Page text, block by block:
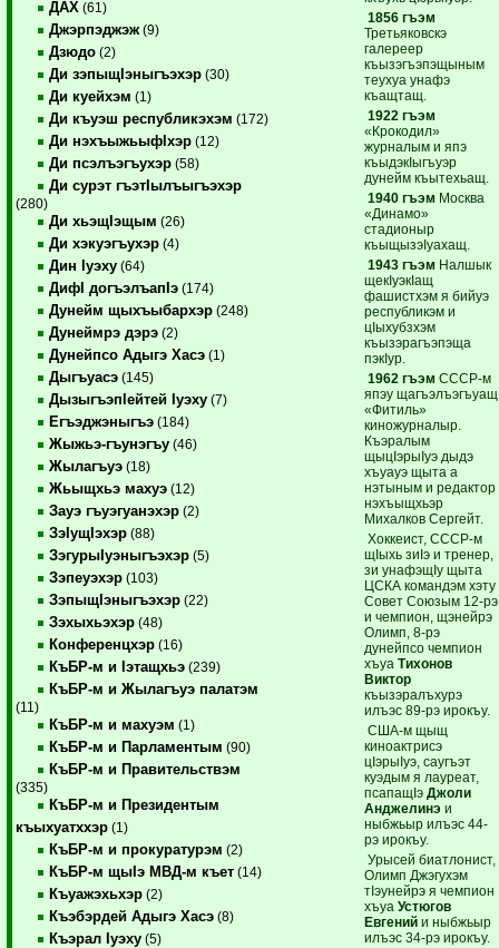
ДАХ (61)
Джэрпэджэж (9)
Дзюдо (2)
Ди зэпыщIэныгъэхэр (30)
Ди куейхэм (1)
Ди къуэш республикэхэм (172)
Ди нэхъыжьыфIхэр (12)
Ди псэлъэгъухэр (58)
Ди сурэт гъэтIылъыгъэхэр
(280)
Ди хьэщIэщым (26)
Ди хэкуэгъухэр (4)
Дин Iуэху (64)
ДифI догъэлъапIэ (174)
Дунейм щыхъыбархэр (248)
Дунеймрэ дэрэ (2)
Дунейпсо Адыгэ Хасэ (1)
Дыгъуасэ (145)
ДызыгъэпIейтей Iуэху (7)
Егъэджэныгъэ (184)
Жыжьэ-гъунэгъу (46)
Жылагъуэ (18)
Жьыщхьэ махуэ (12)
Зауэ гъуэгуанэхэр (2)
ЗэIущIэхэр (88)
ЗэгурыIуэныгъэхэр (5)
Зэпеуэхэр (103)
ЗэпыщIэныгъэхэр (22)
Зэхыхьэхэр (48)
Конференцхэр (16)
КъБР-м и Iэтащхьэ (239)
КъБР-м и Жылагъуэ палатэм
(11)
КъБР-м и махуэм (1)
КъБР-м и Парламентым (90)
КъБР-м и Правительствэм
(335)
КъБР-м и Президентым
къыхуатххэр (1)
КъБР-м и прокуратурэм (2)
КъБР-м щыIэ МВД-м къет (14)
Къуажэхьхэр (2)
Къэбэрдей Адыгэ Хасэ (8)
Къэрал Iуэху (5)
1856 гъэм
Третьяковскэ
галереер
къызэгъэпэщыным
теухуа унафэ
къащтащ.
1922 гъэм
«Крокодил»
журналым и япэ
къыдэкIыгъуэр
дунейм къытехьащ.
1940 гъэм Москва
«Динамо»
стадионыр
къыщызэIуахащ.
1943 гъэм Налшык
щекIуэкIащ
фашистхэм я бийуэ
республикэм и
цIыхубзхэм
къызэрагъэпэща
пэкIур.
1962 гъэм СССР-м
япэу щагъэлъэгъуащ
«Фитиль»
киножурналыр.
Къэралым
щыцIэрыIуэ дыдэ
хъуауэ щыта а
нэтыным и редактор
нэхъыщхьэр
Михалков Сергейт.
Хоккеист, СССР-м
щIыхь зиIэ и тренер,
зи унафэщIу щыта
ЦСКА командэм хэту
Совет Союзым 12-рэ
и чемпион, щэнейрэ
Олимп, 8-рэ
дунейпсо чемпион
хъуаТихонов
Виктор
къызэралъхурэ
илъэс 89-рэ ирокъу.
США-м щыщ
киноактрисэ
цIэрыIуэ, саугъэт
куэдым я лауреат,
псапащIэДжоли
Анджелинэ и
ныбжьыр илъэс 44-
рэ ирокъу.
Урысей биатлонист,
Олимп Джэгухэм
тIэунейрэ я чемпион
хъуаУстюгов
Евгений и ныбжьыр
илъэс 34-рэ ирокъу.